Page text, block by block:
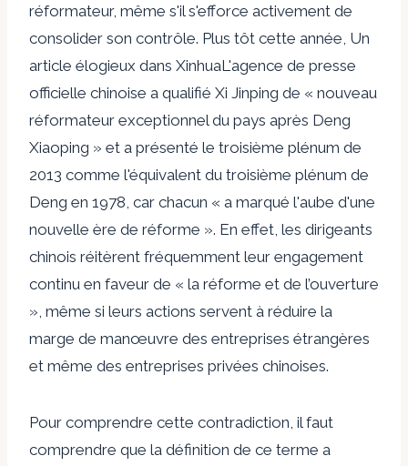
réformateur, même s'il s'efforce activement de
consolider son contrôle. Plus tôt cette année, Un
article élogieux dans XinhuaL'agence de presse
officielle chinoise a qualifié Xi Jinping de « nouveau
réformateur exceptionnel du pays après Deng
Xiaoping » et a présenté le troisième plénum de
2013 comme l'équivalent du troisième plénum de
Deng en 1978, car chacun « a marqué l'aube d'une
nouvelle ère de réforme ». En effet, les dirigeants
chinois réitèrent fréquemment leur engagement
continu en faveur de « la réforme et de l’ouverture
», même si leurs actions servent à réduire la
marge de manœuvre des entreprises étrangères
et même des entreprises privées chinoises.
Pour comprendre cette contradiction, il faut
comprendre que la définition de ce terme a